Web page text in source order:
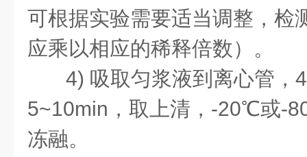
可根据实验需要适当调整，检
应乘以相应的稀释倍数）。
4) 吸取匀浆液到离心管， 4
5~10min ，取上清， -20℃或-
冻融。